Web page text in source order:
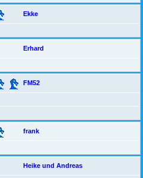
Ekke
Erhard
FM52
frank
Heike und Andreas